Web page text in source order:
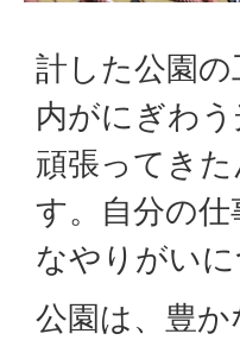
計した公園
内がにぎわ
頑張ってき
す。自分の
なやりがい
公園は、豊